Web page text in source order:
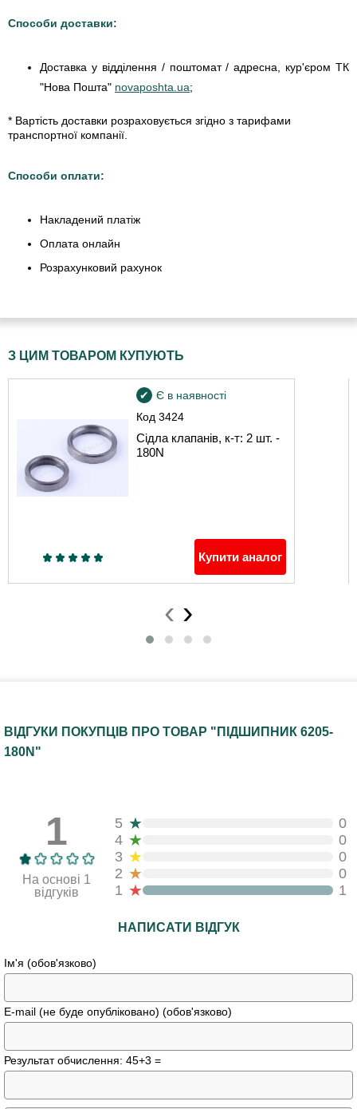
Способи доставки:
Доставка у відділення / поштомат / адресна, кур'єром ТК
"Нова Пошта" novaposhta.ua;
* Вартість доставки розраховується згідно з тарифами
транспортної компанії.
Способи оплати:
Накладений платіж
Оплата онлайн
Розрахунковий рахунок
З ЦИМ ТОВАРОМ КУПУЮТЬ
Код 3424
Є в наявності
Сідла клапанів, к-т: 2 шт. -
180N
Купити аналог
‹ ›
ВІДГУКИ ПОКУПЦІВ ПРО ТОВАР "ПІДШИПНИК 6205-
180N"
1
На основі 1
відгуків
5 ★
0
4 ★
0
3 ★
0
2 ★
0
1 ★ 1
НАПИСАТИ ВІДГУК
Ім'я (обов'язково)
E-mail (не буде опубліковано) (обов'язково)
Результат обчислення: 45+3 =